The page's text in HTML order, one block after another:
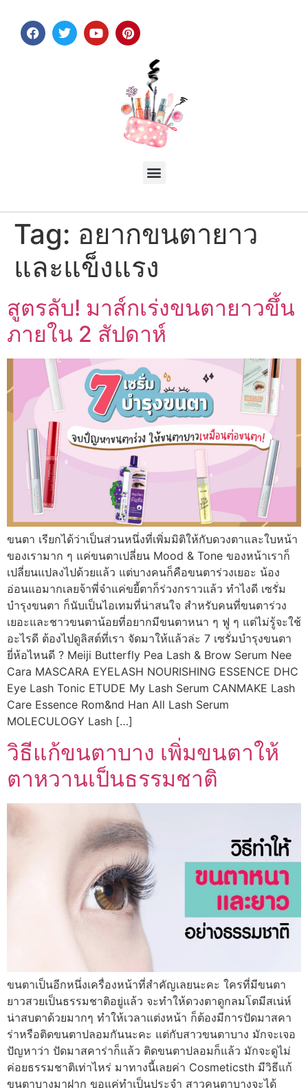
Tag: อยากขนตายาว
และแข็งแรง
สูตรลับ! มาส์กเร่งขนตายาวขึ้น
ภายใน 2 สัปดาห์
ขนตา เรียกได้ว่าเป็นส่วนหนึ่งที่เพิ่มมิติให้กับดวงตาและใบหน้า
ของเรามาก ๆ แค่ขนตาเปลี่ยน Mood & Tone ของหน้าเราก็
เปลี่ยนแปลงไปด้วยแล้ว แต่บางคนก็คือขนตาร่วงเยอะ น้อง
อ่อนแอมากเลยจ้าพี่จ๋าแค่ขยี้ตาก็ร่วงกราวแล้ว ทำไงดี เซรั่ม
บำรุงขนตา ก็นับเป็นไอเทมที่น่าสนใจ สำหรับคนที่ขนตาร่วง
เยอะและชาวขนตาน้อยที่อยากมีขนตาหนา ๆ ฟู ๆ แต่ไม่รู้จะใช้
อะไรดี ต้องไปดูลิสต์ที่เรา จัดมาให้แล้วล่ะ 7 เซรั่มบำรุงขนตา
ยี่ห้อไหนดี ? Meiji Butterfly Pea Lash & Brow Serum Nee
Cara MASCARA EYELASH NOURISHING ESSENCE DHC
Eye Lash Tonic ETUDE My Lash Serum CANMAKE Lash
Care Essence Rom&nd Han All Lash Serum
MOLECULOGY Lash […]
วิธีแก้ขนตาบาง เพิ่มขนตาให้
ตาหวานเป็นธรรมชาติ
ขนตาเป็นอีกหนึ่งเครื่องหน้าที่สำคัญเลยนะคะ ใครที่มีขนตา
ยาวสวยเป็นธรรมชาติอยู่แล้ว จะทำให้ดวงตาดูกลมโตมีสเน่ห์
น่าสบตาด้วยมากๆ ทำให้เวลาแต่งหน้า ก็ต้องมีการปัดมาสคา
ร่าหรือติดขนตาปลอมกันนะคะ แต่กับสาวขนตาบาง มักจะเจอ
ปัญหาว่า ปัดมาสคาร่าก็แล้ว ติดขนตาปลอมก็แล้ว มักจะดูไม่
ค่อยธรรมชาติเท่าไหร่ มาทางนี้เลยค่า Cosmeticsth มีวิธีแก้
ขนตาบางมาฝาก ขอแค่ทำเป็นประจำ สาวคนตาบางจะได้